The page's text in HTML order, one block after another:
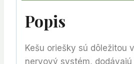
Popis
Kešu oriešky sú dôležitou
nervový systém, dodávajú